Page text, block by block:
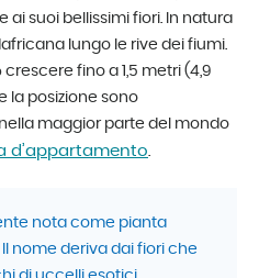
suoi bellissimi fiori. In natura
lungo le rive dei fiumi.
fino a 1,5 metri (4,9
la posizione sono
maggior parte del mondo
d’appartamento.
nota come pianta
nome deriva dai fiori che